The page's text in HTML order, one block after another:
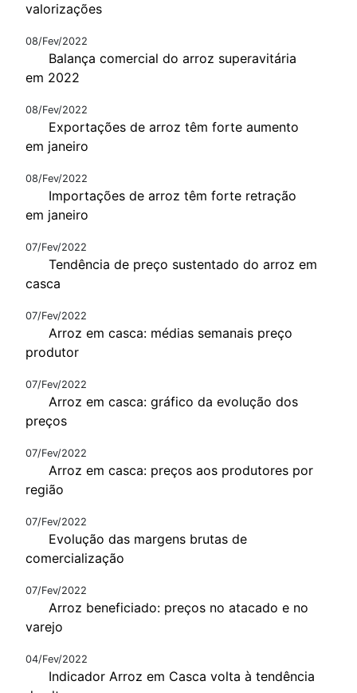
valorizações
08/Fev/2022
Balança comercial do arroz superavitária
em 2022
08/Fev/2022
Exportações de arroz têm forte aumento
em janeiro
08/Fev/2022
Importações de arroz têm forte retração
em janeiro
07/Fev/2022
Tendência de preço sustentado do arroz em
casca
07/Fev/2022
Arroz em casca: médias semanais preço
produtor
07/Fev/2022
Arroz em casca: gráfico da evolução dos
preços
07/Fev/2022
Arroz em casca: preços aos produtores por
região
07/Fev/2022
Evolução das margens brutas de
comercialização
07/Fev/2022
Arroz beneficiado: preços no atacado e no
varejo
04/Fev/2022
Indicador Arroz em Casca volta à tendência